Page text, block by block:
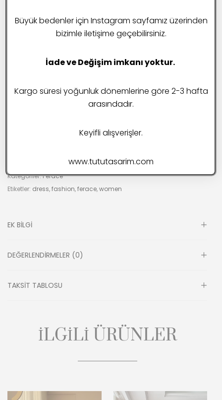
2 beden 40- 42 ( Göğüs 106 cm Basen 116 cm
(Kumaş yaz ve bahar aylarına uygun dökümlü tril tiril
uygundur.
Konforlu kumaş ve modeldir !
Not: Tüm ürünlerimiz sipariş üzerine hazırlanır. Hazır stok
SEPETE EKLE
Favorilere Ekle
Kategoriler:Ferace
Etiketler: dress,fashion,ferace,women
EK BILGI
DEĞERLENDIRMELER (0)
TAKSIT TABLOSU
İLGILI ÜRÜNLER
Büyük bedenler için Instagram sayfamız üzerinden
bizimle iletişime geçebilirsiniz.
İade ve Değişim imkanı yoktur.
Kargo süresi yoğunluk dönemlerine göre 2-3 hafta
arasındadır.
Keyifli alışverişler.
www.tututasarim.com